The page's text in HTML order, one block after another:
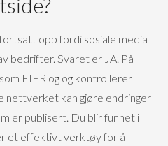
opp fordi sosiale media
bedrifter. Svaret er JA. På
EIER og og kontrollerer
nettverket kan gjøre endringer
er publisert. Du blir funnet i
et effektivt verktøy for å